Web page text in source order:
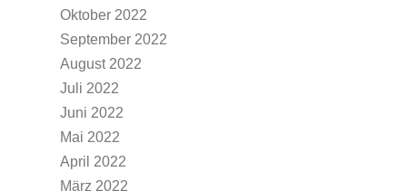
Oktober 2022
September 2022
August 2022
Juli 2022
Juni 2022
Mai 2022
April 2022
März 2022